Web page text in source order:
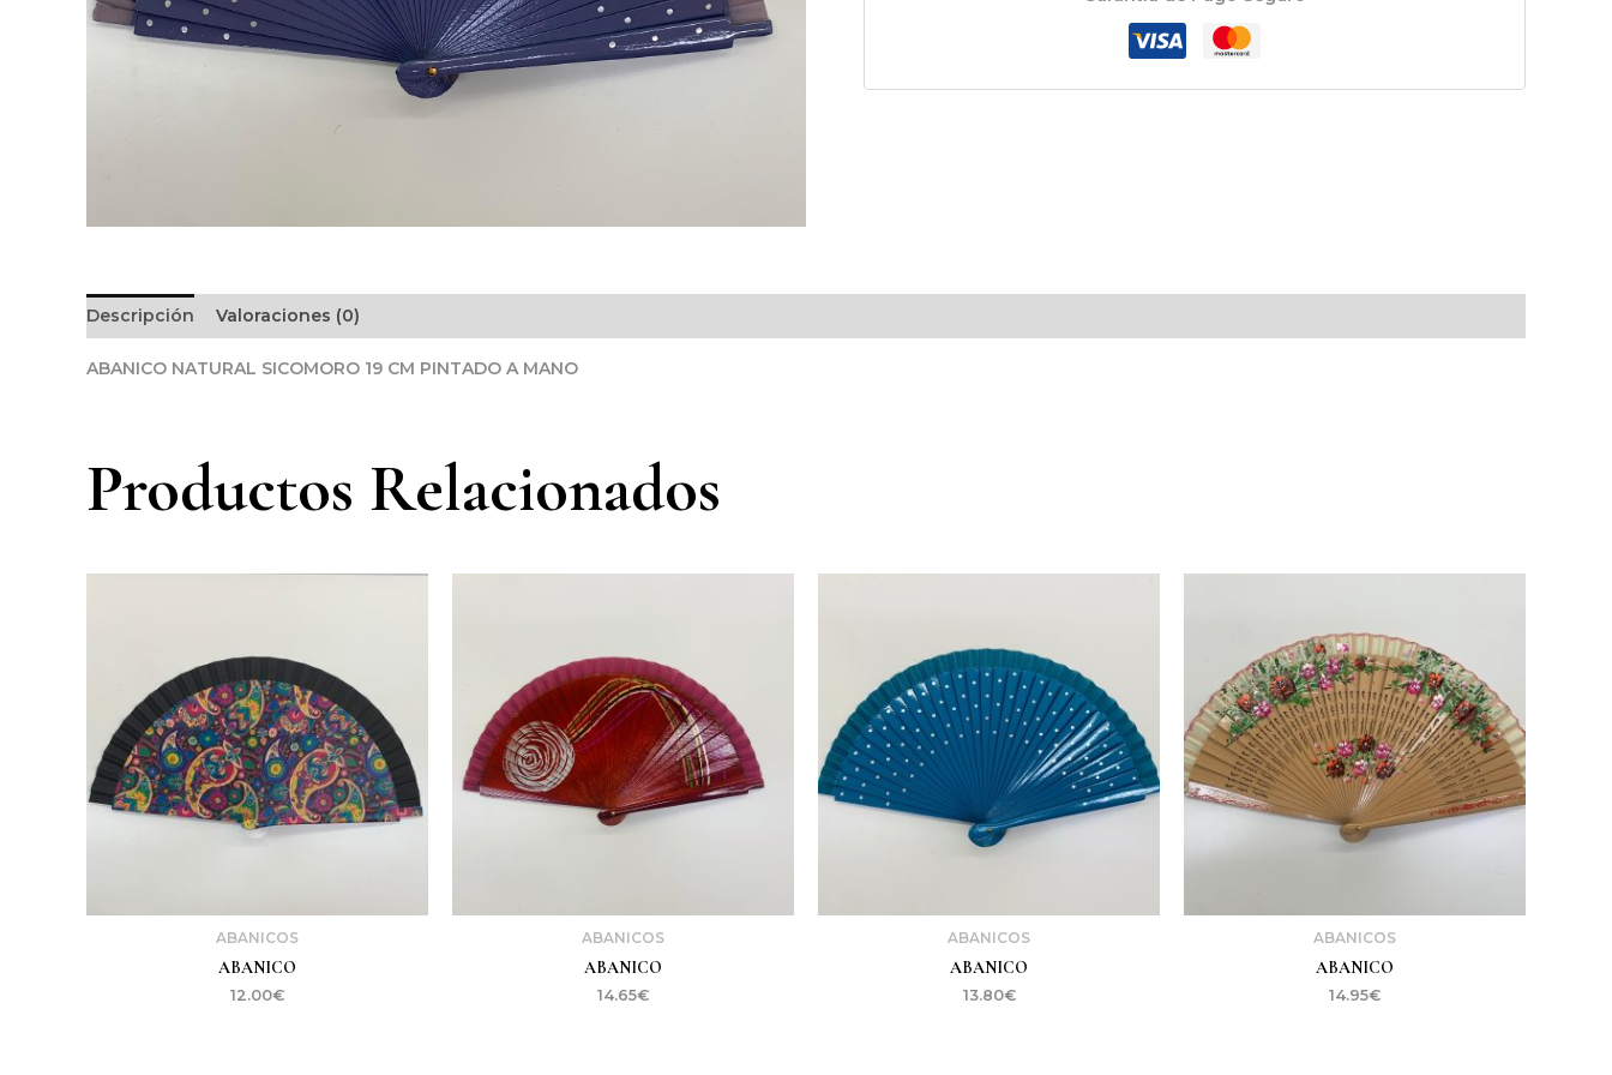
Descripción Valoraciones (0)
ABANICO NATURAL SICOMORO 19 CM PINTADO A MANO
Productos Relacionados
ABANICOS
ABANICO
12.00€
ABANICOS
ABANICO
14.65€
ABANICOS
ABANICO
13.80€
ABANICOS
ABANICO
14.95€